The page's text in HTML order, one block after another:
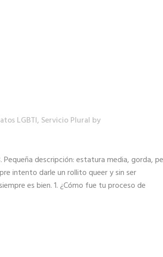
LGBTI, Servicio Plural by
Pequeña descripción: estatura media, gorda,
intento darle un rollito queer y sin ser
es bien. 1. ¿Cómo fue tu proceso de